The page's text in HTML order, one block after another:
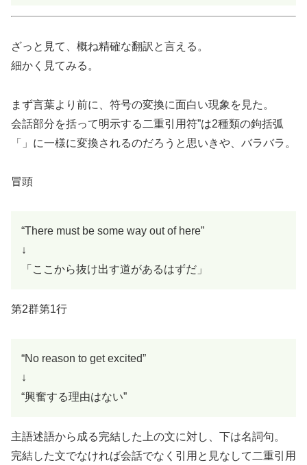
ざっと見て、概ね精確な翻訳と言える。
細かく見てみる。
まず言葉より前に、符号の変換に面白い現象を見た。
会話部分を括って明示する二重引用符”は2種類の鉤括弧
「」に一様に変換されるのだろうと思いきや、バラバラ。
冒頭
“There must be some way out of here”
↓
「ここから抜け出す道があるはずだ」
第2群第1行
“No reason to get excited”
↓
“興奮する理由はない”
主語述語から成る完結した上の文に対し、下は名詞句。
完結した文でなければ会話でなく引用と見なして二重引用